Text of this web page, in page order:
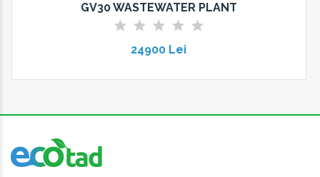
GV30 WASTEWATER PLANT
24900 Lei